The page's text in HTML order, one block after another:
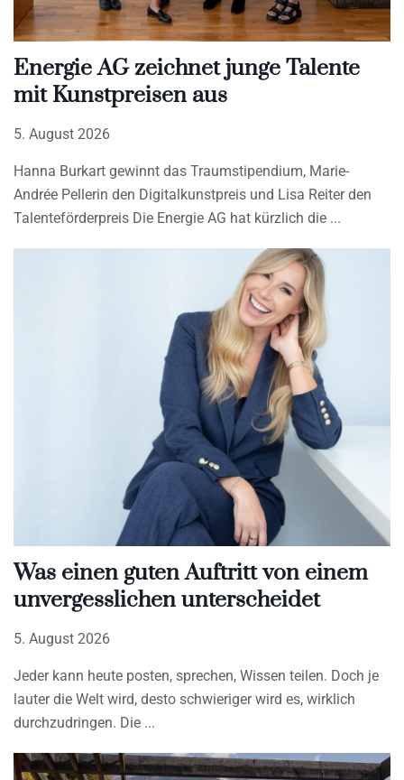
Energie AG zeichnet junge Talente
mit Kunstpreisen aus
5. August 2026
Hanna Burkart gewinnt das Traumstipendium, Marie-
Andrée Pellerin den Digitalkunstpreis und Lisa Reiter den
Talenteförderpreis Die Energie AG hat kürzlich die
Was einen guten Auftritt von einem
unvergesslichen unterscheidet
5. August 2026
Jeder kann heute posten, sprechen, Wissen teilen. Doch je
lauter die Welt wird, desto schwieriger wird es, wirklich
durchzudringen. Die